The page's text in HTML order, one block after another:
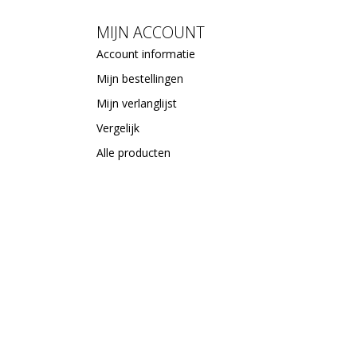
MIJN ACCOUNT
Account informatie
Mijn bestellingen
Mijn verlanglijst
Vergelijk
Alle producten